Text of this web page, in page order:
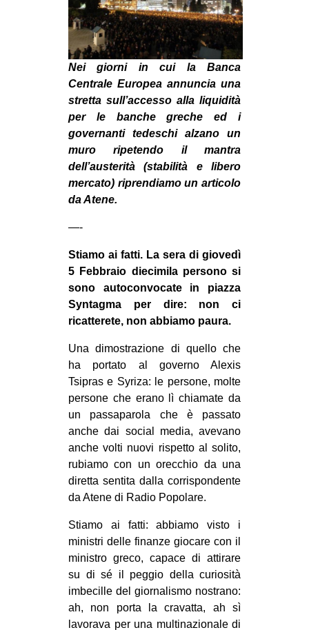
SPORT POPOLARE
MOVIMENTI
AMBIENTE
ANTIFASCISMO
DIRITTO ALL’ABITARE
GENERI
MIGRAZIONI
PRECARIATO
CULTURE
ARTE
MANIFESTI
MUSICA
RECENSIONI
INTERNAZIONALE
AFRICA
AMERICHE
ESTREMO ORIENTE
MONDO
EVENTI
in
Fb
Nei giorni in cui la Banca
Centrale Europea annuncia una
stretta sull’accesso alla liquidità
per le banche greche ed i
governanti tedeschi alzano un
muro ripetendo il mantra
dell’austerità (stabilità e libero
mercato) riprendiamo un articolo
da Atene.
—-
Stiamo ai fatti. La sera di giovedì
5 Febbraio diecimila persono si
sono autoconvocate in piazza
Syntagma per dire: non ci
ricatterete, non abbiamo paura.
Una dimostrazione di quello che
ha portato al governo Alexis
Tsipras e Syriza: le persone, molte
persone che erano lì chiamate da
un passaparola che è passato
anche dai social media, avevano
anche volti nuovi rispetto al solito,
rubiamo con un orecchio da una
diretta sentita dalla corrispondente
da Atene di Radio Popolare.
Stiamo ai fatti: abbiamo visto i
ministri delle finanze giocare con il
ministro greco, capace di attirare
su di sé il peggio della curiosità
imbecille del giornalismo nostrano:
ah, non porta la cravatta, ah sì
lavorava per una multinazionale di